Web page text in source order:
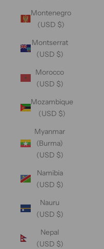
Montenegro
(USD $)
Montserrat
(USD $)
Morocco
(USD $)
Mozambique
(USD $)
Myanmar
(Burma)
(USD $)
Namibia
(USD $)
Nauru
(USD $)
Nepal
(USD $)